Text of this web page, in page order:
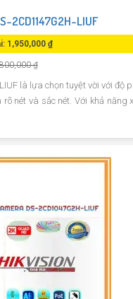
2CD1147G2H-LIUF
1,950,000 ₫
₫
là lựa chọn tuyệt vời với độ
nét và sắc nét. Với khả năng